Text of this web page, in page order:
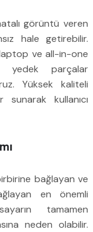
görüntü veren
hale getirebilir.
laptop ve all-in-one
yedek parçalar
Yüksek kaliteli
sunarak kullanıcı
bağlayan ve
en önemli
tamamen
neden olabilir.